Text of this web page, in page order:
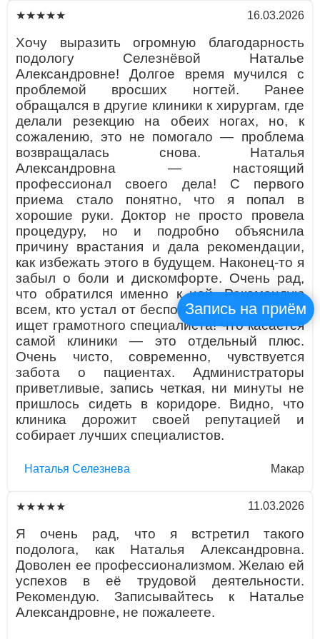
★★★★★ 16.03.2026
Хочу выразить огромную благодарность
подологу Селезнёвой Наталье
Александровне! Долгое время мучился с
проблемой вросших ногтей. Ранее
обращался в другие клиники к хирургам, где
делали резекцию на обеих ногах, но, к
сожалению, это не помогало — проблема
возвращалась снова. Наталья
Александровна — настоящий
профессионал своего дела! С первого
приема стало понятно, что я попал в
хорошие руки. Доктор не просто провела
процедуру, но и подробно объяснила
причину врастания и дала рекомендации,
как избежать этого в будущем. Наконец-то я
забыл о боли и дискомфорте. Очень рад,
что обратился именно к ней. Рекомендую
всем, кто устал от бесполезных операций и
ищет грамотного специалиста! Что касается
самой клиники — это отдельный плюс.
Очень чисто, современно, чувствуется
забота о пациентах. Администраторы
приветливые, запись четкая, ни минуты не
пришлось сидеть в коридоре. Видно, что
клиника дорожит своей репутацией и
собирает лучших специалистов.
Наталья Селезнева Макар
★★★★★ 11.03.2026
Я очень рад, что я встретил такого
подолога, как Наталья Александровна.
Доволен ее профессионализмом. Желаю ей
успехов в её трудовой деятельности.
Рекомендую. Записывайтесь к Наталье
Александровне, не пожалеете.
Запись на приём